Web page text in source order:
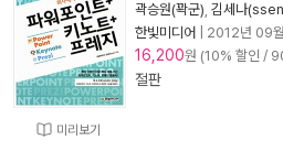
미리보기
곽승원(꽉군) 김세나
한빛미디어
2012년 09월
16,200원 (10% 할인 /
절판